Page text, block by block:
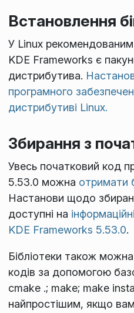
Встановлення
У Linux
KDE Frameworks є
дистрибутива.
програмного
дистрибутиві Linux.
Збирання з
Увесь початковий код
5.53.0 можна отримати
Настанови щодо
доступні на
KDE Frameworks 5.53.0.
Бібліотеки також
кодів за допомогою
cmake .; make; make
найпростішим, якщо